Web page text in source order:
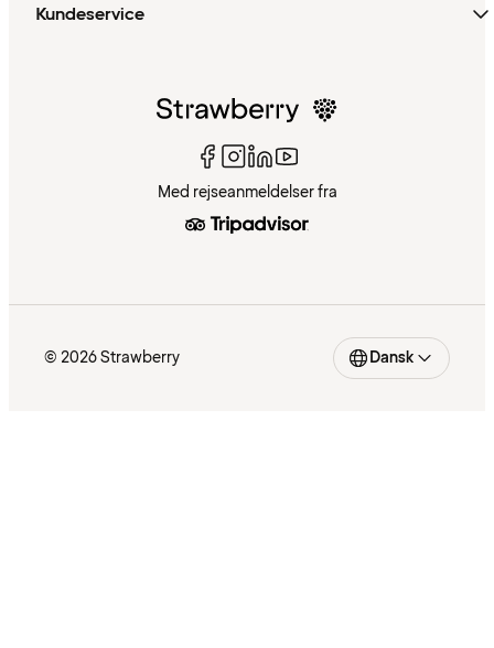
Kundeservice
Med rejseanmeldelser fra
© 2026 Strawberry Dansk